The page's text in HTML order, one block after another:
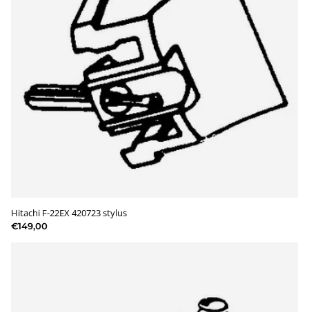
Hitachi F-22EX 420723 stylus
€149,00